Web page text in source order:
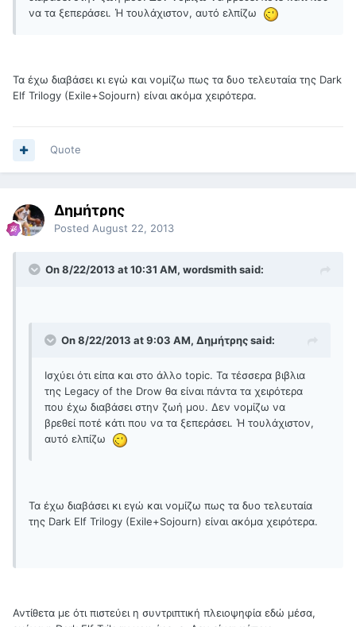
να τα ξεπεράσει. Ή τουλάχιστον, αυτό ελπίζω
Τα έχω διαβάσει κι εγώ και νομίζω πως τα δυο τελευταία της Dark
Elf Trilogy (Exile+Sojourn) είναι ακόμα χειρότερα.
Quote
Δημήτρης
Posted August 22, 2013
On 8/22/2013 at 10:31 AM, wordsmith said:
On 8/22/2013 at 9:03 AM, Δημήτρης said:
Ισχύει ότι είπα και στο άλλο topic. Τα τέσσερα βιβλια
της Legacy of the Drow θα είναι πάντα τα χειρότερα
που έχω διαβάσει στην ζωή μου. Δεν νομίζω να
βρεθεί ποτέ κάτι που να τα ξεπεράσει. Ή τουλάχιστον,
αυτό ελπίζω
Τα έχω διαβάσει κι εγώ και νομίζω πως τα δυο τελευταία
της Dark Elf Trilogy (Exile+Sojourn) είναι ακόμα χειρότερα.
Αντίθετα με ότι πιστεύει η συντριπτική πλειοψηφία εδώ μέσα,